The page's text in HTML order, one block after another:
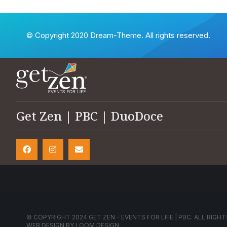
© Copyright 2020 Dream-Theme. All rights reserved.
Get Zen | PBC | DuoDoce
© COPYRIGHT 2024 GET ZEN - EVENTS FOR LIFE | PBC. ALL
WEB DESIGN BY LOOM DESIGN